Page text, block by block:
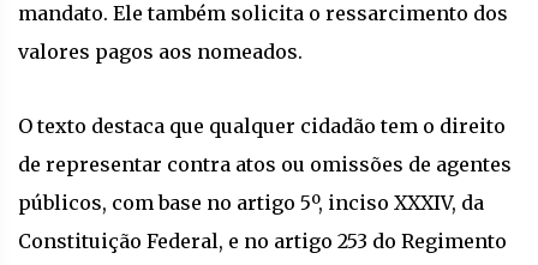
mandato. Ele também solicita o ressarcimento dos
valores pagos aos nomeados.
O texto destaca que qualquer cidadão tem o direito
de representar contra atos ou omissões de agentes
públicos, com base no artigo 5º, inciso XXXIV, da
Constituição Federal, e no artigo 253 do Regimento